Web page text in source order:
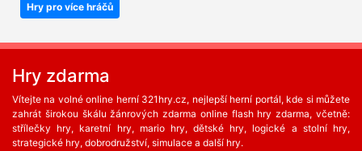
Hry pro více hráčů
Hry zdarma
Vítejte na volné online herní 321hry.cz, nejlepší herní portál, kde si můžete
zahrát širokou škálu žánrových zdarma online flash hry zdarma, včetně:
střílečky hry, karetní hry, mario hry, dětské hry, logické a stolní hry,
strategické hry, dobrodružství, simulace a další hry.